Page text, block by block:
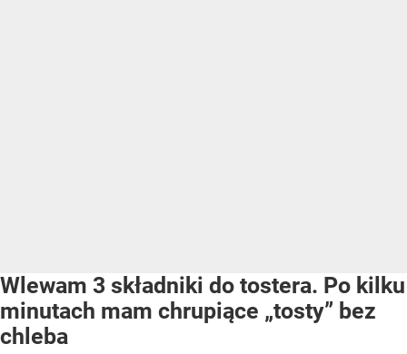
Wlewam 3 składniki do tostera. Po kilku
minutach mam chrupiące „tosty” bez
chleba